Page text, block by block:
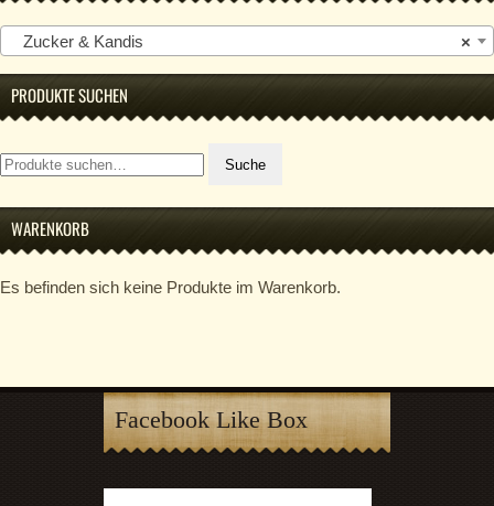
×
Zucker & Kandis
PRODUKTE SUCHEN
Suche
nach:
Suche
WARENKORB
Es befinden sich keine Produkte im Warenkorb.
Facebook Like Box